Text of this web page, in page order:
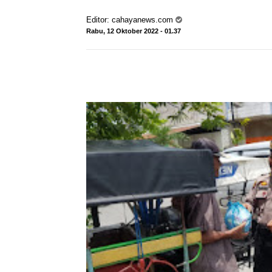
Editor: cahayanews.com
Rabu, 12 Oktober 2022 - 01.37